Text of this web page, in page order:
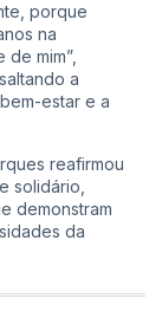
porque
na
mim”,
a
estar e a
reafirmou
solidário,
demonstram
da